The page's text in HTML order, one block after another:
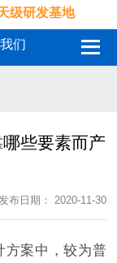
级研发基地
我们
些要素而产
布日期： 2020-11-30
方案中，较为普